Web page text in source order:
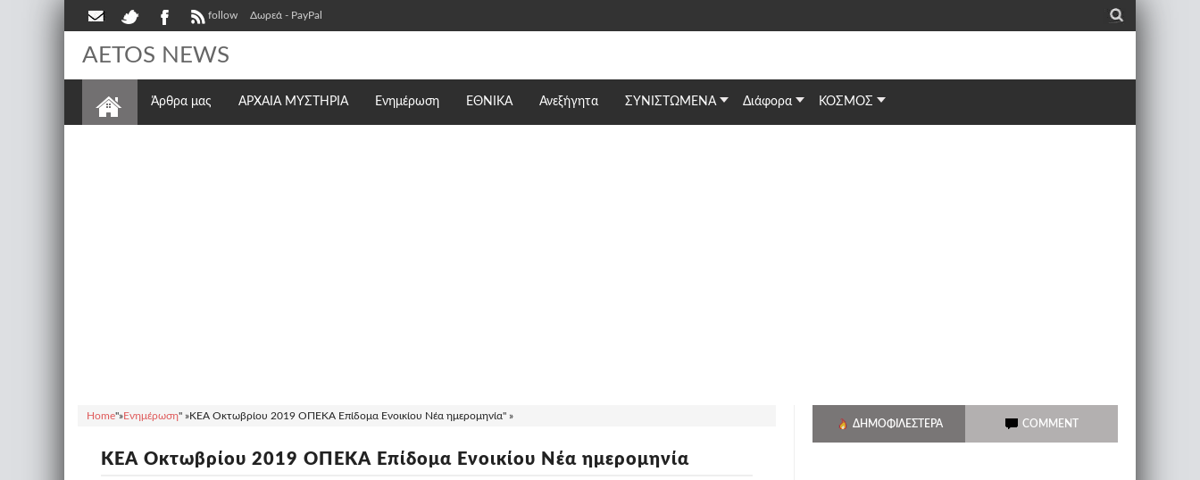
follow Δωρεά - PayPal _
AETOS NEWS
Άρθρα μας ΑΡΧΑΙΑ ΜΥΣΤΗΡΙΑ Ενημέρωση ΕΘΝΙΚΆ Ανεξήγητα ΣΥΝΙΣΤΩΜΕΝΑ Διάφορα ΚΟΣΜΟΣ
Home"»Ενημέρωση" »ΚΕΑ Οκτωβρίου 2019 ΟΠΕΚΑ Επίδομα Ενοικίου Νέα ημερομηνία" »
ΚΕΑ Οκτωβρίου 2019 ΟΠΕΚΑ Επίδομα Ενοικίου Νέα ημερομηνία
ΔΗΜΟΦΙΛΈΣΤΕΡΑ COMMENT